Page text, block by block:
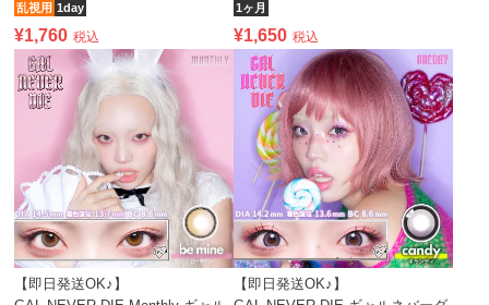
乱視用 1day
¥1,760 税込
1ヶ月
¥1,650 税込
【即日発送OK♪】
【即日発送OK♪】